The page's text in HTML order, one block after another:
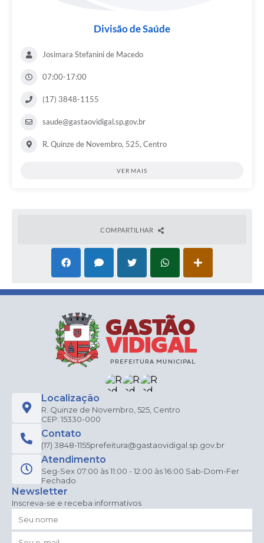
Divisão de Saúde
Josimara Stefanini de Macedo
07:00-17:00
(17) 3848-1155
saude@gastaovidigal.sp.gov.br
R. Quinze de Novembro, 525, Centro
VER MAIS
COMPARTILHAR
Localização
R. Quinze de Novembro, 525, Centro
CEP: 15330-000
Contato
(17) 3848-1155prefeitura@gastaovidigal.sp.gov.br
Atendimento
Seg-Sex 07:00 às 11:00 - 12:00 às 16:00 Sab-Dom-Fer
Fechado
Newsletter
Inscreva-se e receba informativos